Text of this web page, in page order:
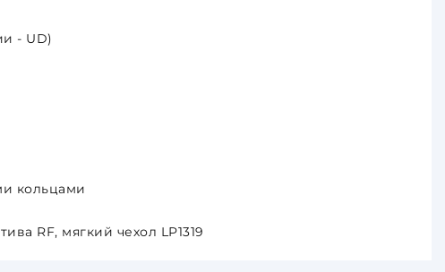
- UD)
кольцами
RF, мягкий чехол LP1319